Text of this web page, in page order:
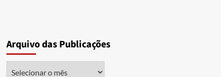
Arquivo das Publicações